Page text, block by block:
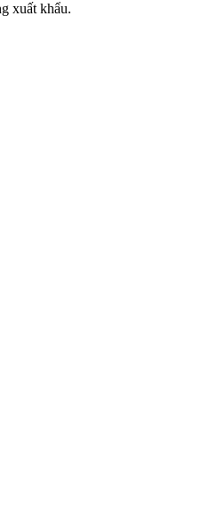
xuất khẩu.